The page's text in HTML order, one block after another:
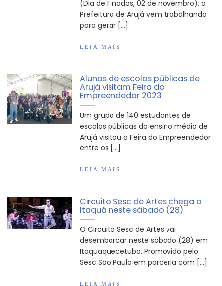
(Dia de Finados, 02 de novembro), a
Prefeitura de Arujá vem trabalhando
para gerar […]
LEIA MAIS
Alunos de escolas públicas de
Arujá visitam Feira do
Empreendedor 2023
Um grupo de 140 estudantes de
escolas públicas do ensino médio de
Arujá visitou a Feira do Empreendedor
entre os […]
LEIA MAIS
Circuito Sesc de Artes chega a
Itaquá neste sábado (28)
O Circuito Sesc de Artes vai
desembarcar neste sábado (28) em
Itaquaquecetuba. Promovido pelo
Sesc São Paulo em parceria com […]
LEIA MAIS